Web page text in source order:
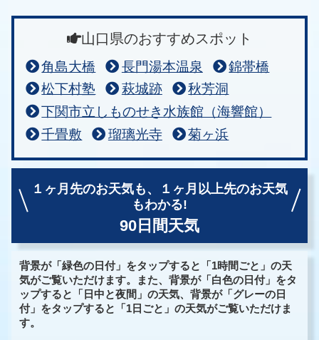
山口県のおすすめスポット
角島大橋 長門湯本温泉
錦帯橋
松下村塾
萩城跡
秋芳洞
下関市立しものせき水族館（海響館）
千畳敷
瑠璃光寺 菊ヶ浜
１ヶ月先のお天気も、
１ヶ月以上先のお天気
もわかる!
90日間天気
背景が「緑色の日付」をタップすると「1時間ごと」の天
気がご覧いただけます。また、背景が「白色の日付」をタ
ップすると「日中と夜間」の天気、背景が「グレーの日
付」をタップすると「1日ごと」の天気がご覧いただけま
す。